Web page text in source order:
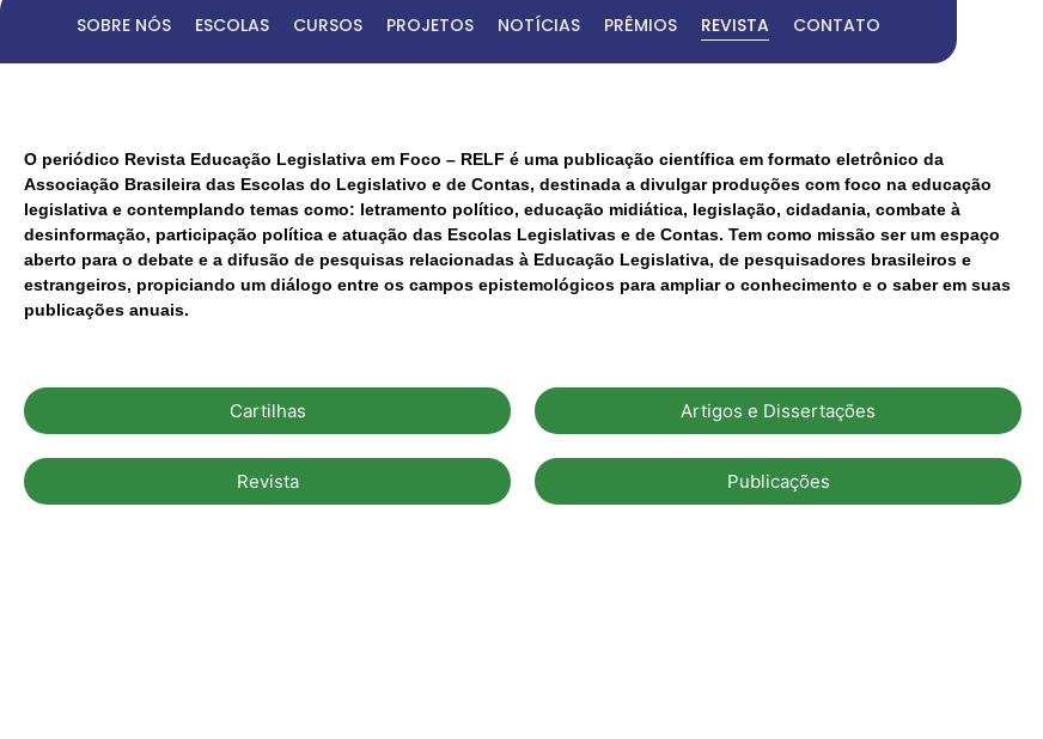
SOBRE NÓS ESCOLAS CURSOS PROJETOS NOTÍCIAS PRÊMIOS REVISTA CONTATO
O periódico Revista Educação Legislativa em Foco – RELF é uma publicação científica em formato eletrônico da
Associação Brasileira das Escolas do Legislativo e de Contas, destinada a divulgar produções com foco na educação
legislativa e contemplando temas como: letramento político, educação midiática, legislação, cidadania, combate à
desinformação, participação política e atuação das Escolas Legislativas e de Contas. Tem como missão ser um espaço
aberto para o debate e a difusão de pesquisas relacionadas à Educação Legislativa, de pesquisadores brasileiros e
estrangeiros, propiciando um diálogo entre os campos epistemológicos para ampliar o conhecimento e o saber em suas
publicações anuais.
Cartilhas Artigos e Dissertações
Revista Publicações